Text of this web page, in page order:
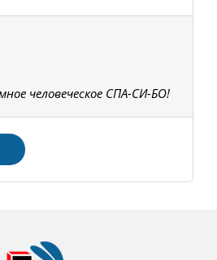
человеческое СПА-СИ-БО!